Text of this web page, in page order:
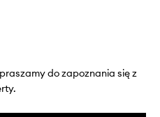
do zapoznania się z